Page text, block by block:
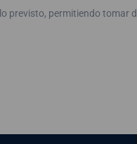
previsto, permitiendo tomar